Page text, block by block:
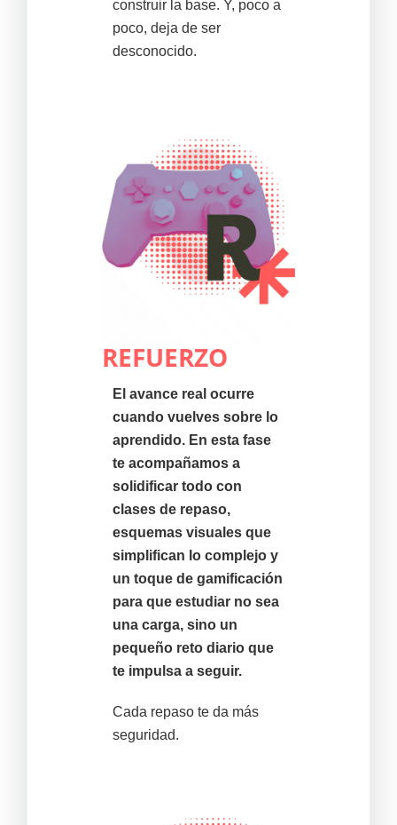
construir la base. Y, poco a
poco, deja de ser
desconocido.
REFUERZO
El avance real ocurre
cuando vuelves sobre lo
aprendido. En esta fase
te acompañamos a
solidificar todo con
clases de repaso,
esquemas visuales que
simplifican lo complejo y
un toque de gamificación
para que estudiar no sea
una carga, sino un
pequeño reto diario que
te impulsa a seguir.
Cada repaso te da más
seguridad.